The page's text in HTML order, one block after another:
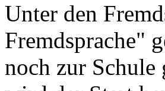
Unter den
Fremdsprache"
noch zur Schule